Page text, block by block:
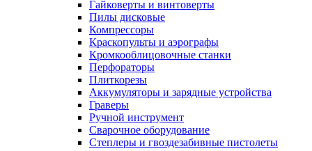
Гайковерты и винтоверты
Пилы дисковые
Компрессоры
Краскопульты и аэрографы
Кромкооблицовочные станки
Перфораторы
Плиткорезы
Аккумуляторы и зарядные устройства
Граверы
Ручной инструмент
Сварочное оборудование
Степлеры и гвоздезабивные пистолеты